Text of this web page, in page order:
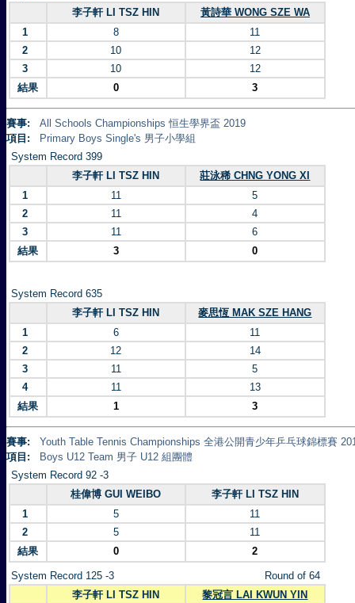
李子軒 LI TSZ HIN
黃詩華 WONG SZE WA
1
8
11
2
10
12
3
10
12
結果
0 3
賽事:
All Schools Championships 恒生學界盃 2019
項目:
Primary Boys Single's 男子小學組
System Record 399
李子軒 LI TSZ HIN
莊泳稀 CHNG YONG XI
1
11
5
2
11
4
3
11
6
結果
3 0
System Record 635
李子軒 LI TSZ HIN
麥思恆 MAK SZE HANG
1
6
11
2
12
14
3
11
5
4
11
13
結果
1 3
賽事:
Youth Table Tennis Championships 全港公開青少年乒乓球錦標賽
項目:
Boys U12 Team 男子 U12 組團體
System Record 92 -3
桂偉博 GUI WEIBO
李子軒 LI TSZ HIN
1
5
11
2
5
11
結果
0 2
System Record 125 -3
Round of 64
李子軒 LI TSZ HIN
黎冠言 LAI KWUN YIN